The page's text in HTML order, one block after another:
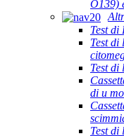
O139)
Test
Test
Test di
di u
Test